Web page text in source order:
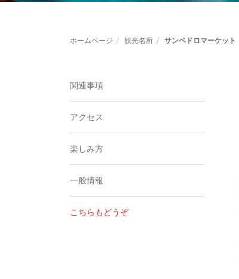
ホームページ 観光名所 サンペドロマーケット
関連事項
アクセス
楽しみ方
一般情報
こちらもどうぞ